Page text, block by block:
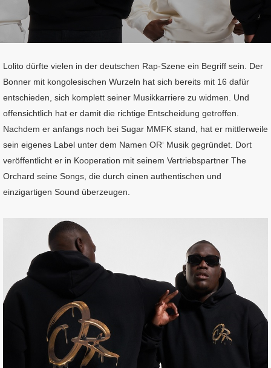
Lolito dürfte vielen in der deutschen Rap-Szene ein Begriff sein. Der
Bonner mit kongolesischen Wurzeln hat sich bereits mit 16 dafür
entschieden, sich komplett seiner Musikkarriere zu widmen. Und
offensichtlich hat er damit die richtige Entscheidung getroffen.
Nachdem er anfangs noch bei Sugar MMFK stand, hat er mittlerweile
sein eigenes Label unter dem Namen OR‘ Musik gegründet. Dort
veröffentlicht er in Kooperation mit seinem Vertriebspartner The
Orchard seine Songs, die durch einen authentischen und
einzigartigen Sound überzeugen.